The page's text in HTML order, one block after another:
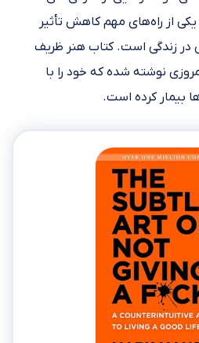
از راه‌های مهم کاهش تأثیر
زندگی است. کتاب هنر ظریف
نوشته شده که خود را با
بیمار کرده است.